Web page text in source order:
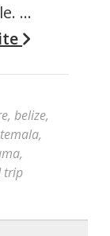
…
, belize,
,
,
trip